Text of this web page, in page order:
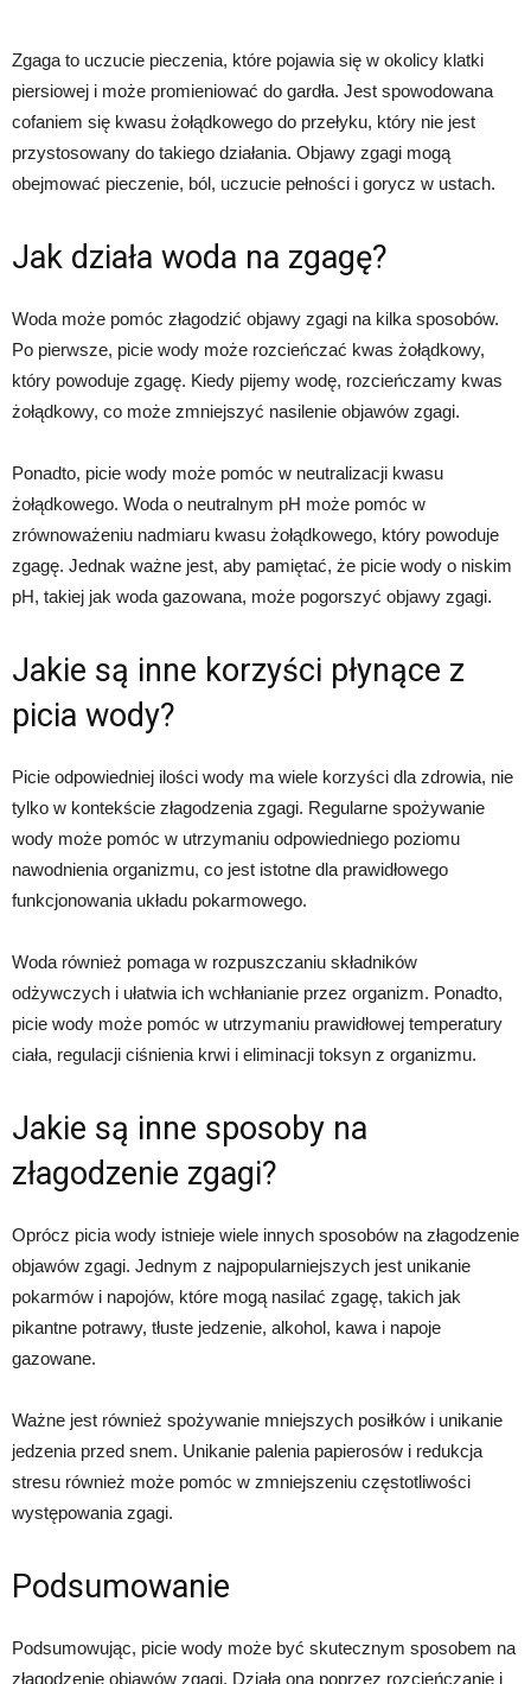
Zgaga to uczucie pieczenia, które pojawia się w okolicy klatki
piersiowej i może promieniować do gardła. Jest spowodowana
cofaniem się kwasu żołądkowego do przełyku, który nie jest
przystosowany do takiego działania. Objawy zgagi mogą
obejmować pieczenie, ból, uczucie pełności i gorycz w ustach.
Jak działa woda na zgagę?
Woda może pomóc złagodzić objawy zgagi na kilka sposobów.
Po pierwsze, picie wody może rozcieńczać kwas żołądkowy,
który powoduje zgagę. Kiedy pijemy wodę, rozcieńczamy kwas
żołądkowy, co może zmniejszyć nasilenie objawów zgagi.
Ponadto, picie wody może pomóc w neutralizacji kwasu
żołądkowego. Woda o neutralnym pH może pomóc w
zrównoważeniu nadmiaru kwasu żołądkowego, który powoduje
zgagę. Jednak ważne jest, aby pamiętać, że picie wody o niskim
pH, takiej jak woda gazowana, może pogorszyć objawy zgagi.
Jakie są inne korzyści płynące z
picia wody?
Picie odpowiedniej ilości wody ma wiele korzyści dla zdrowia, nie
tylko w kontekście złagodzenia zgagi. Regularne spożywanie
wody może pomóc w utrzymaniu odpowiedniego poziomu
nawodnienia organizmu, co jest istotne dla prawidłowego
funkcjonowania układu pokarmowego.
Woda również pomaga w rozpuszczaniu składników
odżywczych i ułatwia ich wchłanianie przez organizm. Ponadto,
picie wody może pomóc w utrzymaniu prawidłowej temperatury
ciała, regulacji ciśnienia krwi i eliminacji toksyn z organizmu.
Jakie są inne sposoby na
złagodzenie zgagi?
Oprócz picia wody istnieje wiele innych sposobów na złagodzenie
objawów zgagi. Jednym z najpopularniejszych jest unikanie
pokarmów i napojów, które mogą nasilać zgagę, takich jak
pikantne potrawy, tłuste jedzenie, alkohol, kawa i napoje
gazowane.
Ważne jest również spożywanie mniejszych posiłków i unikanie
jedzenia przed snem. Unikanie palenia papierosów i redukcja
stresu również może pomóc w zmniejszeniu częstotliwości
występowania zgagi.
Podsumowanie
Podsumowując, picie wody może być skutecznym sposobem na
złagodzenie objawów zgagi. Działa ona poprzez rozcieńczanie i